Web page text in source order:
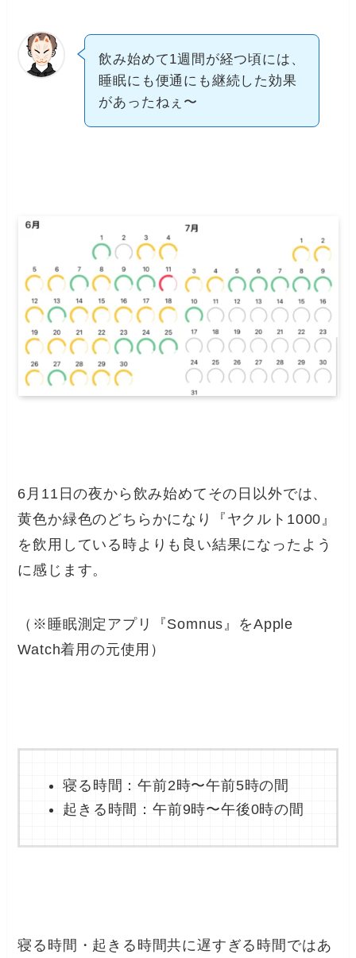
飲み始めて1週間が経つ頃には、
睡眠にも便通にも継続した効果
があったねぇ〜
6月11日の夜から飲み始めてその日以外では、
黄色か緑色のどちらかになり『ヤクルト1000』
を飲用している時よりも良い結果になったよう
に感じます。
（※睡眠測定アプリ『Somnus』をApple
Watch着用の元使用）
寝る時間：午前2時〜午前5時の間
起きる時間：午前9時〜午後0時の間
寝る時間・起きる時間共に遅すぎる時間ではあ